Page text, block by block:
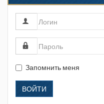
Запомнить меня
ВОЙТИ